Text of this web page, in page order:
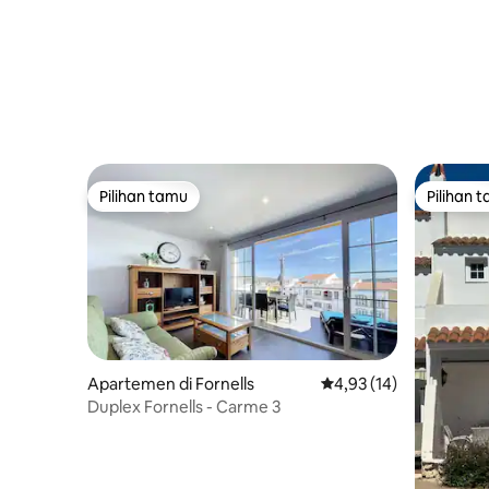
Pilihan tamu
Pilihan tamu
Apartemen di Fornells Nilai rata-rata 4,93 dari
4,93 (14)
Duplex Fornells - Carme 3
Pilihan
Pilihan